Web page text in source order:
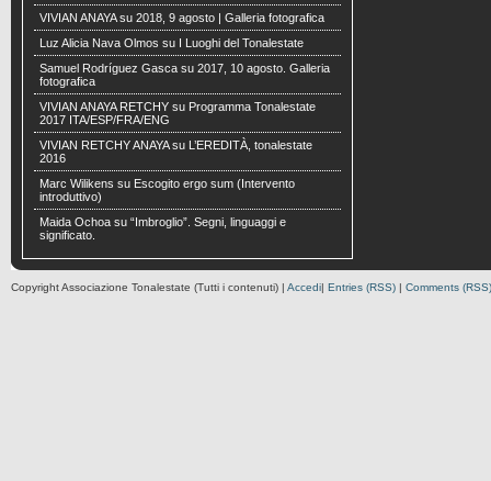
VIVIAN ANAYAsu 2018, 9 agosto | Galleria fotografica
Luz Alicia Nava Olmos su I Luoghi del Tonalestate
Samuel Rodríguez Gasca su 2017, 10 agosto. Galleria
fotografica
VIVIAN ANAYA RETCHY su Programma Tonalestate
2017 ITA/ESP/FRA/ENG
VIVIAN RETCHY ANAYAsu L’EREDITÀ, tonalestate
2016
Marc Wilikens su Escogito ergo sum (Intervento
introduttivo)
Maida Ochoa su “Imbroglio”. Segni, linguaggi e
significato.
Copyright Associazione Tonalestate (Tutti i contenuti) | Accedi| Entries (RSS) | Comments (RSS)